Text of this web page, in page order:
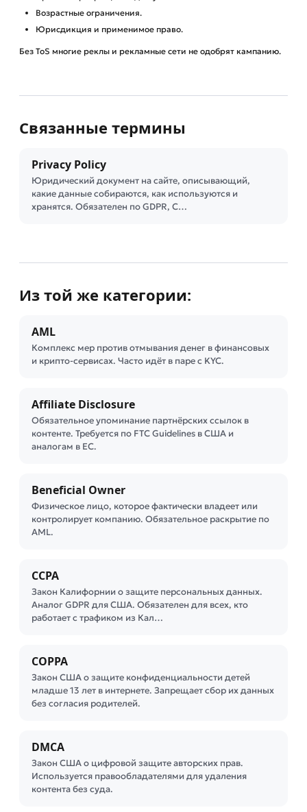
Возрастные ограничения.
Юрисдикция и применимое право.
Без ToS многие реклы и рекламные сети не одобрят кампанию.
Связанные термины
Privacy Policy
Юридический документ на сайте, описывающий,
какие данные собираются, как используются и
хранятся. Обязателен по GDPR, C…
Из той же категории:
AML
Комплекс мер против отмывания денег в финансовых
и крипто-сервисах. Часто идёт в паре с KYC.
Affiliate Disclosure
Обязательное упоминание партнёрских ссылок в
контенте. Требуется по FTC Guidelines в США и
аналогам в ЕС.
Beneficial Owner
Физическое лицо, которое фактически владеет или
контролирует компанию. Обязательное раскрытие по
AML.
CCPA
Закон Калифорнии о защите персональных данных.
Аналог GDPR для США. Обязателен для всех, кто
работает с трафиком из Кал…
COPPA
Закон США о защите конфиденциальности детей
младше 13 лет в интернете. Запрещает сбор их данных
без согласия родителей.
DMCA
Закон США о цифровой защите авторских прав.
Используется правообладателями для удаления
контента без суда.